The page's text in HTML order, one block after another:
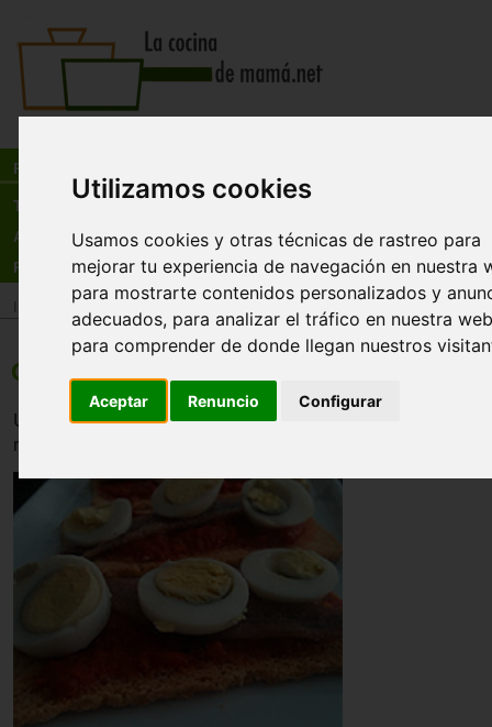
Utilizamos cookies
Usamos cookies y otras técnicas de rastreo para
mejorar tu experiencia de navegación en nuestra
para mostrarte contenidos personalizados y
adecuados, para analizar el tráfico en nuestra
para comprender de donde llegan nuestros
Aceptar Renuncio Configurar
Recetas
Tienda
Actualidad
Registro
Recetas
Canapés de anchoas y huevo de
Unos canapés con huevo de codorniz y anchoas.
ricos.